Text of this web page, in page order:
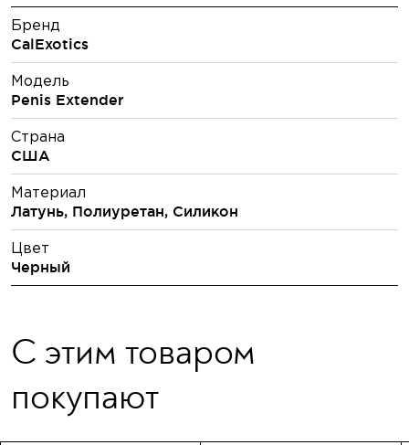
Бренд
CalExotics
Модель
Penis Extender
Страна
США
Материал
Латунь, Полиуретан, Силикон
Цвет
Черный
С этим товаром
покупают